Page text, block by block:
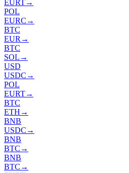
EURT→
POL
EURC →
BTC
EUR →
BTC
SOL →
USD
USDC →
POL
EURT→
BTC
ETH →
BNB
USDC →
BNB
BTC →
BNB
BTC →